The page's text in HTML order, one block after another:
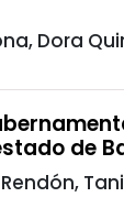
Dora
de